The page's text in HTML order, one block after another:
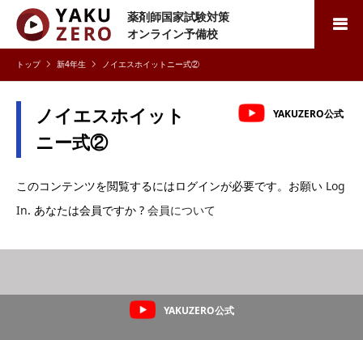
薬剤師国家試験対策
オンライン予備校
検索
新4年生 ノイエスホイットニー式②
ノイエスホイット
ニー式②
YAKUZERO公式
このコンテンツを閲覧するにはログインが必要です。お願い Log
In. あなたは会員ですか ? 会員について
YAKUZERO公式